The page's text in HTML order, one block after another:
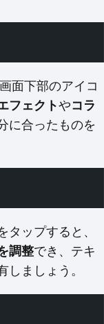
面下部のアイコ
フェクトやコラ
に合ったものを
ップすると、
調整でき、テキ
ましょう。